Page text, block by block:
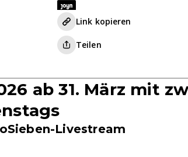
Link kopieren
Teilen
ab 31. März mit
Livestream